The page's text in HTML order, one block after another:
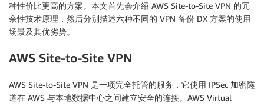
种性价比更高的方案。本文首先会介绍 AWS Site-to-Site VPN 的冗
余性技术原理，然后分别描述六种不同的 VPN 备份 DX 方案的使用
场景及其优劣势。
AWS Site-to-Site VPN
AWS Site-to-Site VPN 是一项完全托管的服务，它使用 IPSec 加密隧
道在 AWS 与本地数据中心之间建立安全的连接。AWS Virtual